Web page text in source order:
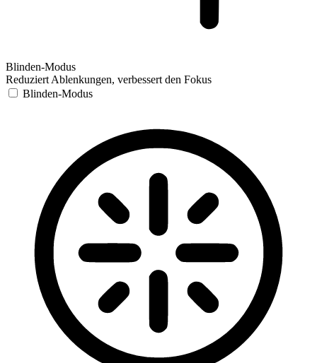
Blinden-Modus
Reduziert Ablenkungen, verbessert den Fokus
Blinden-Modus